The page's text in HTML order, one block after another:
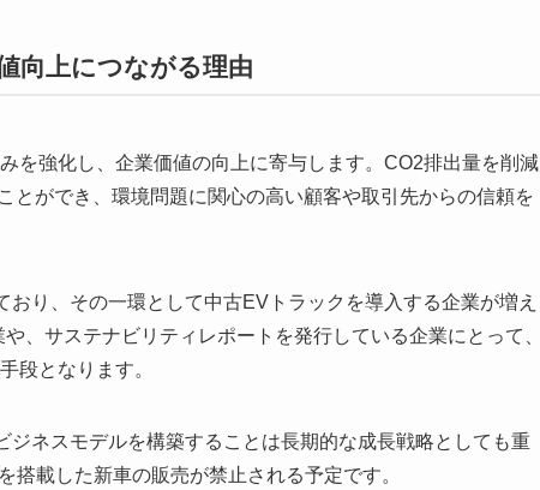
向上につながる理由
を強化し、企業価値の向上に寄与します。CO2排出量を削減
とができ、環境問題に関心の高い顧客や取引先からの信頼を
り、その一環として中古EVトラックを導入する企業が増え
、サステナビリティレポートを発行している企業にとって
段となります。
ネスモデルを構築することは長期的な成長戦略としても重
載した新車の販売が禁止される予定です。